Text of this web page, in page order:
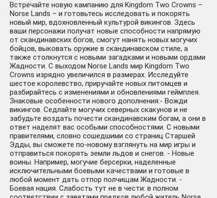
Встречайте новую кампанию для Kingdom Two Crowns –
Norse Lands – и готовьтесь исследовать и покорять
новый мир, вдохновленный культурой викингов. Здесь
ваши персонажи получат новые способности напрямую
от скандинавских богов, смогут нанять новых могучих
бойцов, выковать оружие в скандинавском стиле, а
также столкнутся с новыми загадками и новыми ордами
Жадности. С выходом Norse Lands мир Kingdom Two
Crowns изрядно увеличился в размерах. Исследуйте
шестое королевство, приручайте новых питомцев и
разбирайтесь с изменениями и обновлениями геймплея.
Знаковые особенности нового дополнения:- Вожди
викингов. Седлайте могучих северных скакунов и не
забудьте воздать почести скандинавским богам, а они в
ответ наделят вас особыми способностями. С новыми
правителями, словно сошедшими со страниц Старшей
Эдды, вы сможете по-новому взглянуть на мир игры и
отправиться покорять земли льдов и снегов. - Новые
воины. Например, могучие берсерки, наделенные
исключительными боевыми качествами и готовые в
любой момент дать отпор полчищам Жадности. -
Боевая нация. Слабость тут не в чести: в полном